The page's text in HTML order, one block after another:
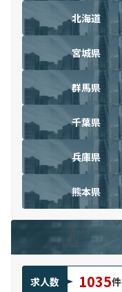
北海道
宮城県
群馬県
千葉県
兵庫県
熊本県
求人数 1035件